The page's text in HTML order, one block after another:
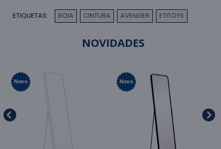
ETIQUETAS: BOIA CINTURA AVENGER ETITOYS
NOVIDADES
Novo Novo